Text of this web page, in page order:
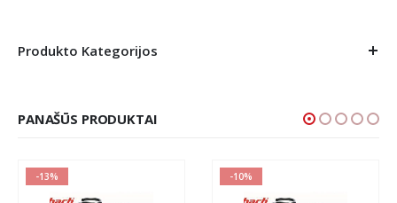
Produkto Kategorijos
PANAŠŪS PRODUKTAI
-13% -10%